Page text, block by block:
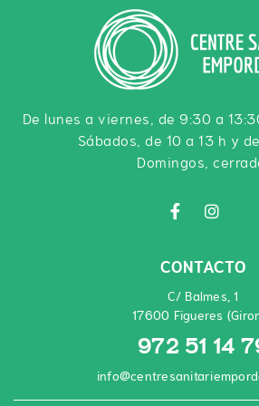
De lunes a viernes, de 9:30 a
Sábados, de 10 a 13 h y
Domingos,
CONTACTO
C/ Balmes, 1
17600 Figueres
972 51 14